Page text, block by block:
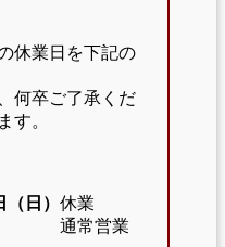
休業日を下記の
何卒ご了承くだ
す。
日） 休業
通常営業